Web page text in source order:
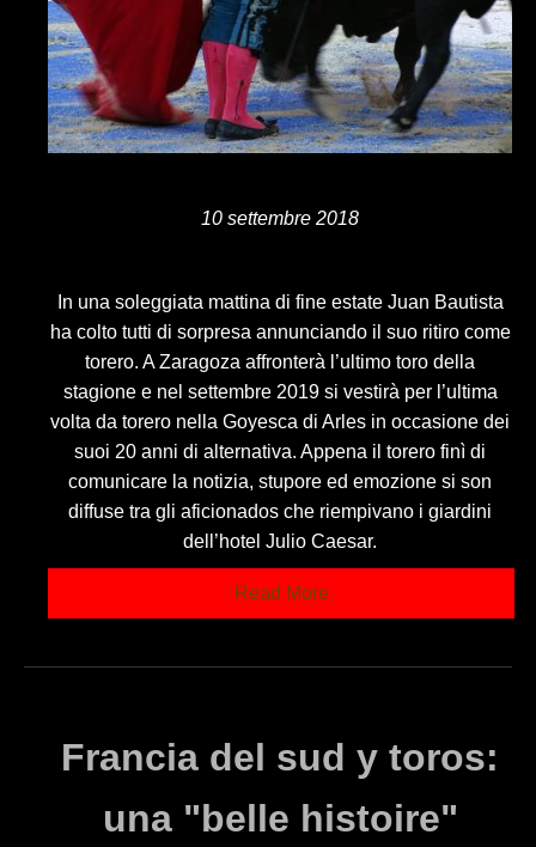
10 settembre 2018
In una soleggiata mattina di fine estate Juan Bautista
ha colto tutti di sorpresa annunciando il suo ritiro come
torero. A Zaragoza affronterà l’ultimo toro della
stagione e nel settembre 2019 si vestirà per l’ultima
volta da torero nella Goyesca di Arles in occasione dei
suoi 20 anni di alternativa. Appena il torero finì di
comunicare la notizia, stupore ed emozione si son
diffuse tra gli aficionados che riempivano i giardini
dell’hotel Julio Caesar.
Read More
Francia del sud y toros:
una "belle histoire"